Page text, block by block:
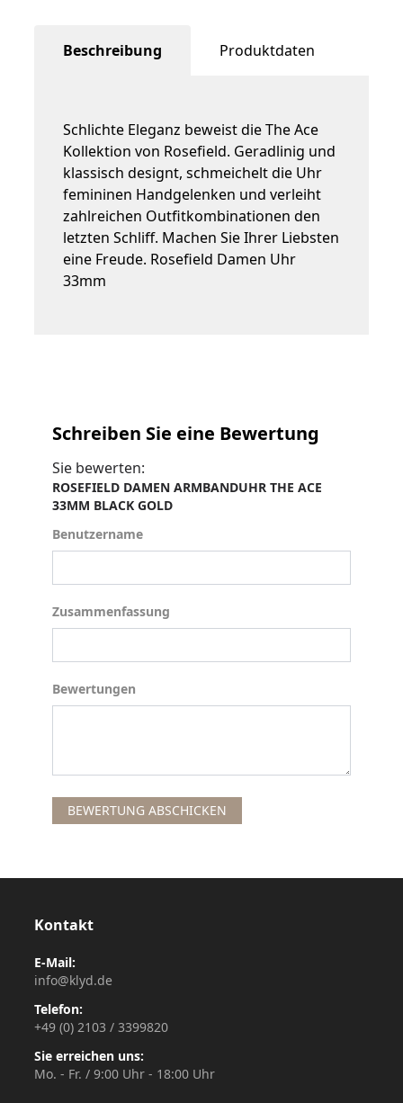
Beschreibung Produktdaten
Schlichte Eleganz beweist die The Ace
Kollektion von Rosefield. Geradlinig und
klassisch designt, schmeichelt die Uhr
femininen Handgelenken und verleiht
zahlreichen Outfitkombinationen den
letzten Schliff. Machen Sie Ihrer Liebsten
eine Freude. Rosefield Damen Uhr
33mm
Schreiben Sie eine Bewertung
Sie bewerten:
ROSEFIELD DAMEN ARMBANDUHR THE ACE
33MM BLACK GOLD
Benutzername
Benutzername
Zusammenfassung
Zusammenfassung
Bewertungen
Bewertungen
BEWERTUNG ABSCHICKEN
Kontakt
E-Mail:
info@klyd.de
Telefon:
+49 (0) 2103 / 3399820
Sie erreichen uns:
Mo. - Fr. / 9:00 Uhr - 18:00 Uhr